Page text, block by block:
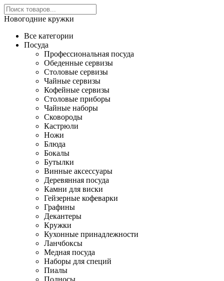
Новогодние кружки
Все категории
Посуда
Профессиональная посуда
Обеденные сервизы
Столовые сервизы
Чайные сервизы
Кофейные сервизы
Столовые приборы
Чайные наборы
Сковороды
Кастрюли
Ножи
Блюда
Бокалы
Бутылки
Винные аксессуары
Деревянная посуда
Камни для виски
Гейзерные кофеварки
Графины
Декантеры
Кружки
Кухонные принадлежности
Ланчбоксы
Медная посуда
Наборы для специй
Пиалы
Подносы